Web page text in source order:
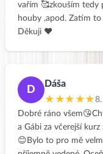
vařím 🥰zkouším tedy
houby ,apod. Zatím
Děkuji ❤️
D
Dáša
★★★★★
Dobré ráno
a Gábi za včerejší
😊Bylo to pro mě